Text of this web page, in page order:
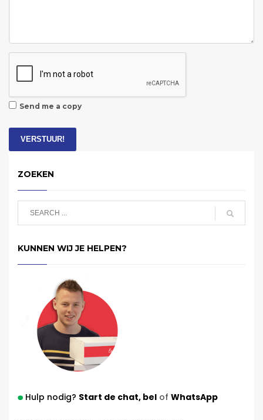
Send me a copy
VERSTUUR!
ZOEKEN
KUNNEN WIJ JE HELPEN?
Hulp nodig? Start de chat,belof WhatsApp